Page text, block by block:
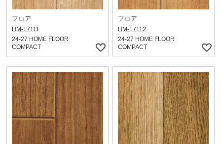
フロア
HM-17111
24-27 HOME FLOOR
COMPACT
フロア
HM-17112
24-27 HOME FLOOR
COMPACT